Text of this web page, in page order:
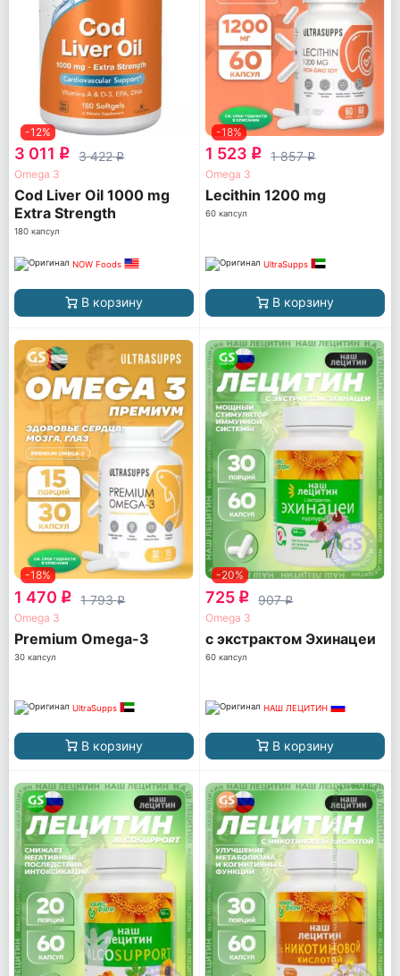
-12%
3 011 q 3 422q
Omega 3
Cod Liver Oil 1000 mg
Extra Strength
180 капсул
NOW Foods
В корзину
-18%
1 523 q 1 857q
Omega 3
Lecithin 1200 mg
60 капсул
UltraSupps
В корзину
-18%
1 470 q 1 793q
Omega 3
Premium Omega-3
30 капсул
UltraSupps
В корзину
-20%
725 q 907q
Omega 3
с экстрактом Эхинацеи
60 капсул
НАШ ЛЕЦИТИН
В корзину